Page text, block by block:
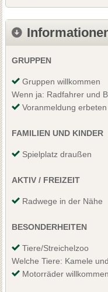
GRUPPEN
Gruppen willkommen
Wenn ja: Radfahrer und
Voranmeldung erbeten
FAMILIEN UND KINDER
Spielplatz draußen
AKTIV / FREIZEIT
Radwege in der Nähe
BESONDERHEITEN
Tiere/Streichelzoo
Welche Tiere: Kamele
Motorräder willkommen